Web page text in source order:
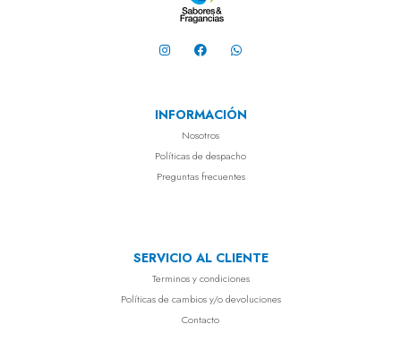
INFORMACIÓN
Nosotros
Políticas de despacho
Preguntas frecuentes
SERVICIO AL CLIENTE
Terminos y condiciones
Políticas de cambios y/o devoluciones
Contacto